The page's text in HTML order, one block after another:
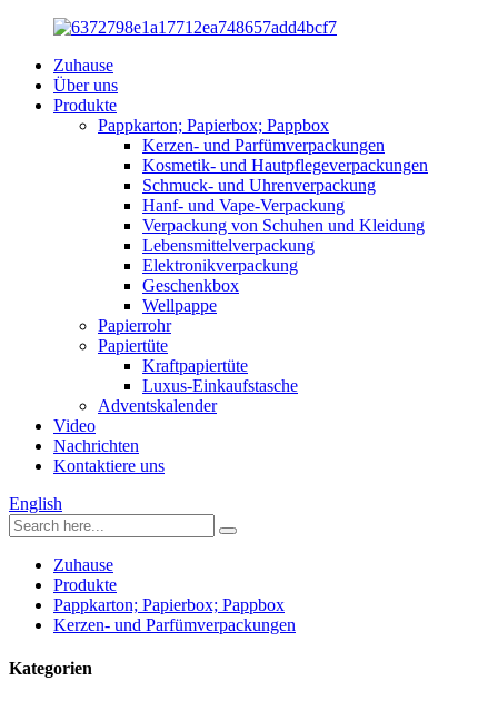
Zuhause
Über uns
Produkte
Pappkarton; Papierbox; Pappbox
Kerzen- und Parfümverpackungen
Kosmetik- und Hautpflegeverpackungen
Schmuck- und Uhrenverpackung
Hanf- und Vape-Verpackung
Verpackung von Schuhen und Kleidung
Lebensmittelverpackung
Elektronikverpackung
Geschenkbox
Wellpappe
Papierrohr
Papiertüte
Kraftpapiertüte
Luxus-Einkaufstasche
Adventskalender
Video
Nachrichten
Kontaktiere uns
English
Zuhause
Produkte
Pappkarton; Papierbox; Pappbox
Kerzen- und Parfümverpackungen
Kategorien